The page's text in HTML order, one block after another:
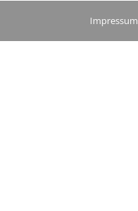
Impressum